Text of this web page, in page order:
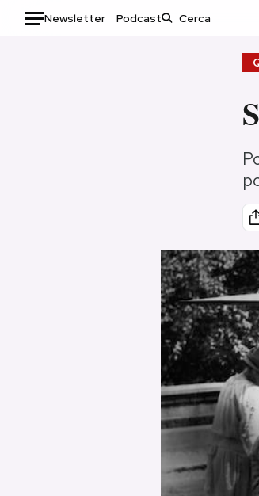
Newsletter Podcast
Consumismi
Ok Boomer!
Europa
Altrecose
Mondiali